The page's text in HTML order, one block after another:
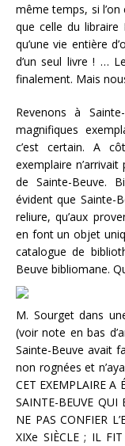
même temps, si
que celle du
qu’une vie entière
d’un seul livre ! …
finalement. Mais
Revenons à
magnifiques
c’est certain. A
exemplaire
de Sainte-Beuve.
évident que Sainte-
reliure, qu’aux
en font un objet
catalogue de
Beuve bibliomane.
M. Sourget dans
(voir note en bas
Sainte-Beuve avait
non rognées et
CET EXEMPLAIRE A
SAINTE-BEUVE
NE PAS CONFIER
XIXe SIÈCLE ; IL